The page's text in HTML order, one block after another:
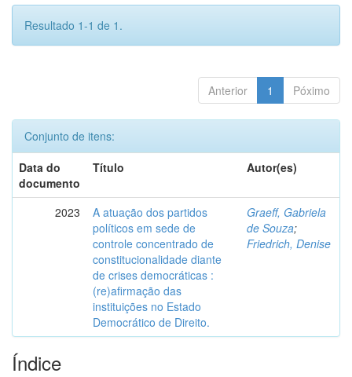
Resultado 1-1 de 1.
Anterior 1 Póximo
Conjunto de itens:
Data do
documento
Título Autor(es)
2023
A atuação dos partidos
políticos em sede de
controle concentrado de
constitucionalidade diante
de crises democráticas :
(re)afirmação das
instituições no Estado
Democrático de Direito.
Graeff, Gabriela
de Souza;
Friedrich, Denise
Índice